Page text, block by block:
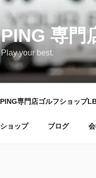
PING 専門
Play your best.
PING専門店ゴルフショップ
ショップ ブログ